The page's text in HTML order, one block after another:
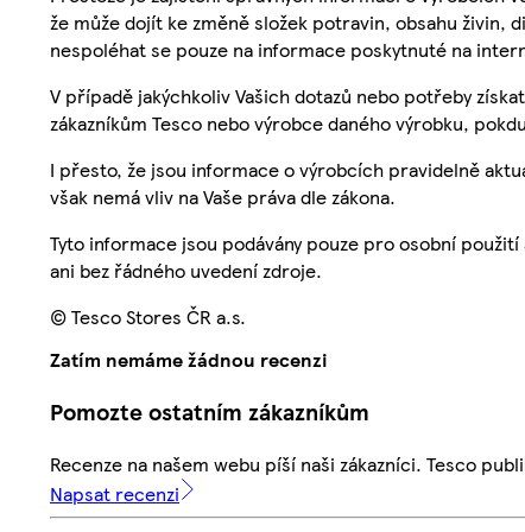
že může dojít ke změně složek potravin, obsahu
nespoléhat se pouze na informace poskytnuté na
V případě jakýchkoliv Vašich dotazů nebo potřeby
zákazníkům Tesco nebo výrobce daného výrobku,
I přesto, že jsou informace o výrobcích pravidelně
však nemá vliv na Vaše práva dle zákona.
Tyto informace jsou podávány pouze pro osobní
ani bez řádného uvedení zdroje.
© Tesco Stores ČR a.s.
Zatím nemáme žádnou recenzi
Pomozte ostatním zákazníkům
Recenze na našem webu píší naši zákazníci. Tesco
Napsat recenzi